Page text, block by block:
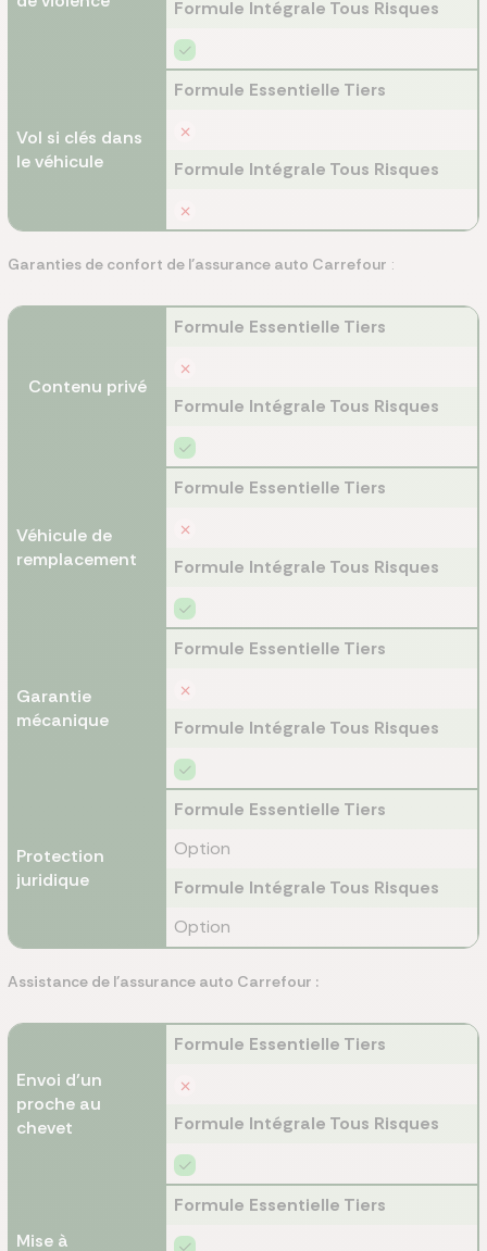
Formule Intégrale Tous Risques
Vol si clés dans
le véhicule
Formule Essentielle Tiers
Formule Intégrale Tous Risques
Garanties de confort de l’assurance auto Carrefour :
Contenu privé
Formule Essentielle Tiers
Formule Intégrale Tous Risques
Véhicule de
remplacement
Formule Essentielle Tiers
Formule Intégrale Tous Risques
Garantie
mécanique
Formule Essentielle Tiers
Formule Intégrale Tous Risques
Protection
juridique
Formule Essentielle Tiers
Option
Formule Intégrale Tous Risques
Option
Assistance de l’assurance auto Carrefour :
Envoi d’un
proche au
chevet
Formule Essentielle Tiers
Formule Intégrale Tous Risques
Mise à
Formule Essentielle Tiers